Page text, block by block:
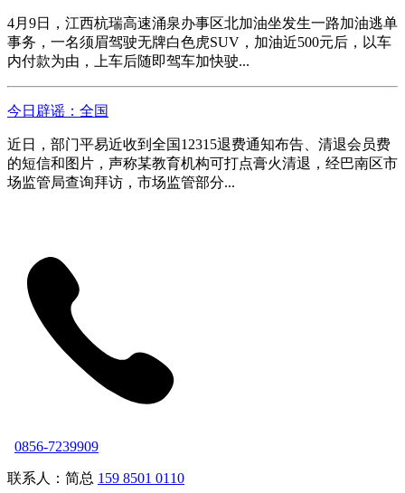
4月9日，江西杭瑞高速涌泉办事区北加油坐发生一路加油逃单
事务，一名须眉驾驶无牌白色虎SUV，加油近500元后，以车
内付款为由，上车后随即驾车加快驶...
今日辟谣：全国
近日，部门平易近收到全国12315退费通知布告、清退会员费
的短信和图片，声称某教育机构可打点膏火清退，经巴南区市
场监管局查询拜访，市场监管部分...
0856-7239909
联系人：简总 159 8501 0110